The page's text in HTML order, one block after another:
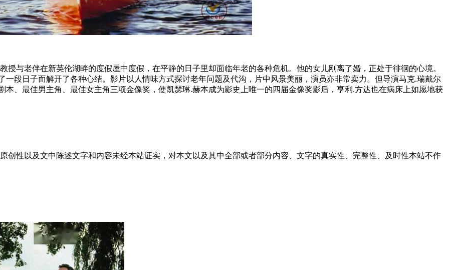
与老伴在新英伦湖畔的度假屋中度假，在平静的日子里却面临年老的各种危机。他的女儿刚离了婚，正处于徘徊的心境。
段日子而解开了各种心结。影片以人情味方式探讨老年问题及代沟，片中风景美丽，演员亦非常卖力。但导演马克.瑞戴尔
、最佳男主角、最佳女主角三项金像奖，使凯瑟琳.赫本成为影史上唯一的四届金像奖影后，亨利.方达也在病床上如愿地获
创性以及文中陈述文字和内容未经本站证实，对本文以及其中全部或者部分内容、文字的真实性、完整性、及时性本站不作